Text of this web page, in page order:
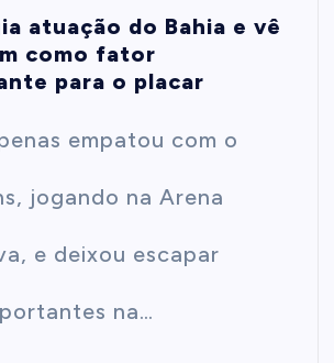
atuação do Bahia e vê
como fator
para o placar
empatou com o
jogando na Arena
e deixou escapar
na…